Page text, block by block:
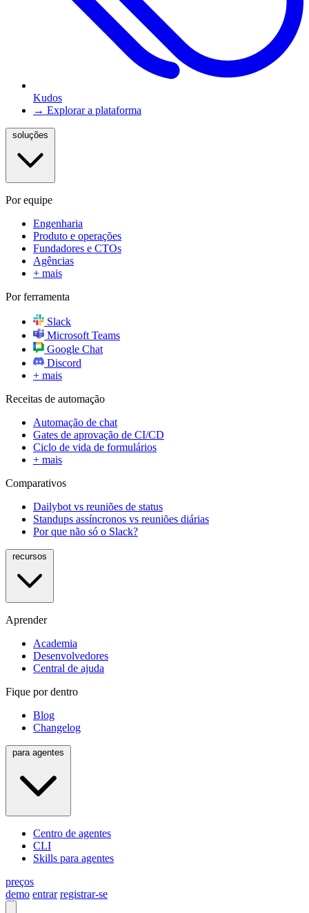
Kudos
→ Explorar a plataforma
Por equipe
Engenharia
Produto e operações
Fundadores e CTOs
Agências
+ mais
Por ferramenta
Slack
Microsoft Teams
Google Chat
Discord
+ mais
Receitas de automação
Automação de chat
Gates de aprovação de CI/CD
Ciclo de vida de formulários
+ mais
Comparativos
Dailybot vs reuniões de status
Standups assíncronos vs reuniões diárias
Por que não só o Slack?
Aprender
Academia
Desenvolvedores
Central de ajuda
Fique por dentro
Blog
Changelog
Centro de agentes
CLI
Skills para agentes
preços
demo entrar registrar-se